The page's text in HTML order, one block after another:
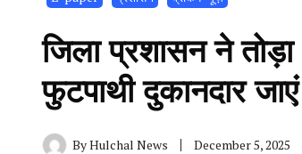
जिला प्रशासन ने
फुटपाथी दुकानदार
ByHulchal News December 5, 2025